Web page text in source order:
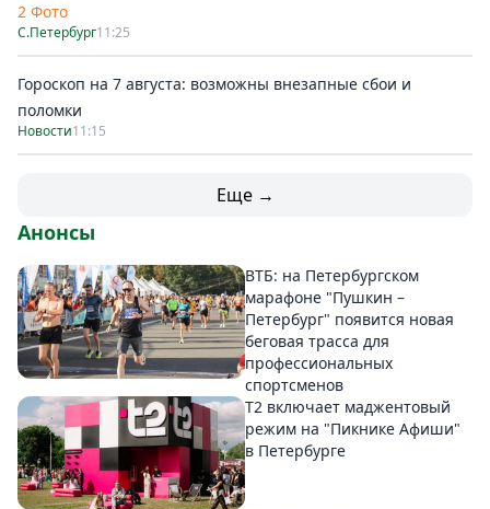
2 Фото
С.Петербург11:25
Гороскоп на 7 августа: возможны внезапные сбои и
поломки
Новости11:15
Еще →
Анонсы
ВТБ: на Петербургском
марафоне "Пушкин –
Петербург" появится новая
беговая трасса для
профессиональных
спортсменов
Т2 включает маджентовый
режим на "Пикнике Афиши"
в Петербурге